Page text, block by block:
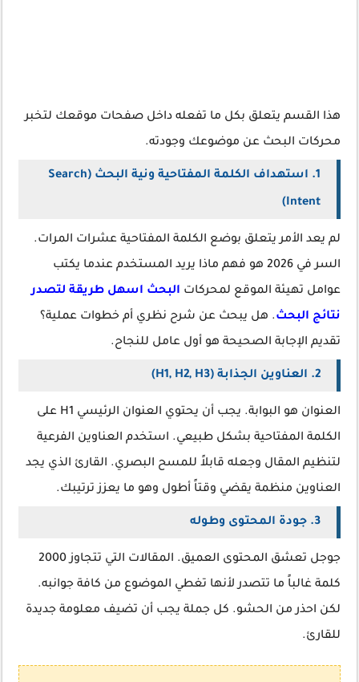
هذا القسم يتعلق بكل ما تفعله داخل صفحات موقعك لتخبر
محركات البحث عن موضوعك وجودته.
1. استهداف الكلمة المفتاحية ونية البحث (Search
Intent)
لم يعد الأمر يتعلق بوضع الكلمة المفتاحية عشرات المرات.
السر في 2026 هو فهم ماذا يريد المستخدم عندما يكتب
عوامل تهيئة الموقع لمحركات البحث اسهل طريقة لتصدر
نتائج البحث. هل يبحث عن شرح نظري أم خطوات عملية؟
تقديم الإجابة الصحيحة هو أول عامل للنجاح.
2. العناوين الجذابة (H1, H2, H3)
العنوان هو البوابة. يجب أن يحتوي العنوان الرئيسي H1 على
الكلمة المفتاحية بشكل طبيعي. استخدم العناوين الفرعية
لتنظيم المقال وجعله قابلاً للمسح البصري. القارئ الذي يجد
العناوين منظمة يقضي وقتاً أطول وهو ما يعزز ترتيبك.
3. جودة المحتوى وطوله
جوجل تعشق المحتوى العميق. المقالات التي تتجاوز 2000
كلمة غالباً ما تتصدر لأنها تغطي الموضوع من كافة جوانبه.
لكن احذر من الحشو. كل جملة يجب أن تضيف معلومة جديدة
للقارئ.